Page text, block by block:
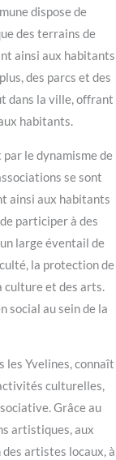
dispose de
des terrains de
ainsi aux habitants
des parcs et des
dans la ville, offrant
habitants.
le dynamisme de
se sont
ainsi aux habitants
participer à des
large éventail de
la protection de
culture et des arts.
social au sein de la
les Yvelines, connaît
culturelles,
Grâce au
artistiques, aux
artistes locaux, à